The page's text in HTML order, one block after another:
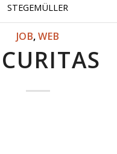
STEGEMÜLLER
JOB,WEB